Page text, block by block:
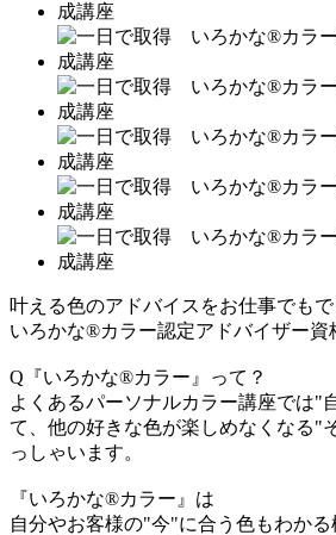
叶える色のアドバイスをお仕事でもで
いろかな®カラー認定アドバイザー資
Q『いろかな®カラー』って？
よくあるパーソナルカラー講座では"
て、他の好きな色が楽しめなくなる"
っしゃいます。
『いろかな®カラー』は
自分やお客様の"今"に合う色もわか